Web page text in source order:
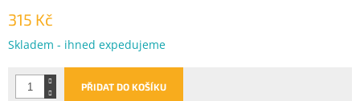
315 Kč
Měrná
Skladem - ihned expedujeme
PŘIDAT DO KOŠÍKU